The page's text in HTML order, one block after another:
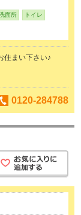
面所 トイレ
住まい下さい♪
0120-284788